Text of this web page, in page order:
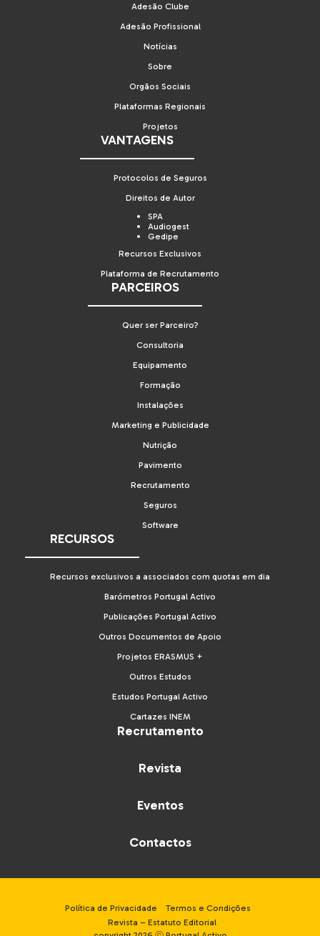
Adesão Clube
Adesão Profissional
Notícias
Sobre
Orgãos Sociais
Plataformas Regionais
Projetos
VANTAGENS
Protocolos de Seguros
Direitos de Autor
SPA
Audiogest
Gedipe
Recursos Exclusivos
Plataforma de Recrutamento
PARCEIROS
Quer ser Parceiro?
Consultoria
Equipamento
Formação
Instalações
Marketing e Publicidade
Nutrição
Pavimento
Recrutamento
Seguros
Software
RECURSOS
Recursos exclusivos a associados com quotas em dia
Barómetros Portugal Activo
Publicações Portugal Activo
Outros Documentos de Apoio
Projetos ERASMUS +
Outros Estudos
Estudos Portugal Activo
Cartazes INEM
Recrutamento
Revista
Eventos
Contactos
Política de Privacidade
Termos e Condições
Revista – Estatuto Editorial